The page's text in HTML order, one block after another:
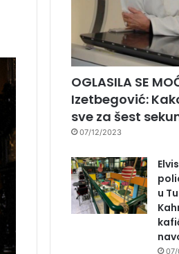
OGLASILA SE
Izetbegović:
sve za šest
07/12/2023
u